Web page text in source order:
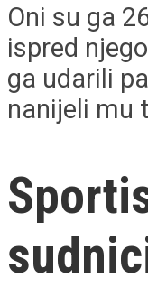
Oni su ga
ispred
ga udarili
nanijeli mu